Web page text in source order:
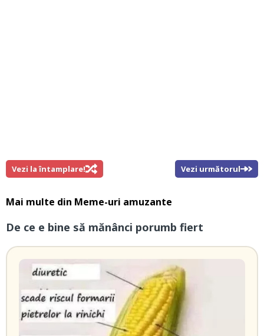
Vezi la întamplare! Vezi următorul
Mai multe din Meme-uri amuzante
De ce e bine să mănânci porumb fiert